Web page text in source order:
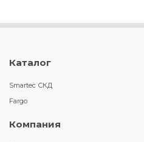
Каталог
Smartec СКД
Fargo
Компания